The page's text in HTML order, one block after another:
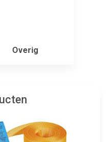
Overig